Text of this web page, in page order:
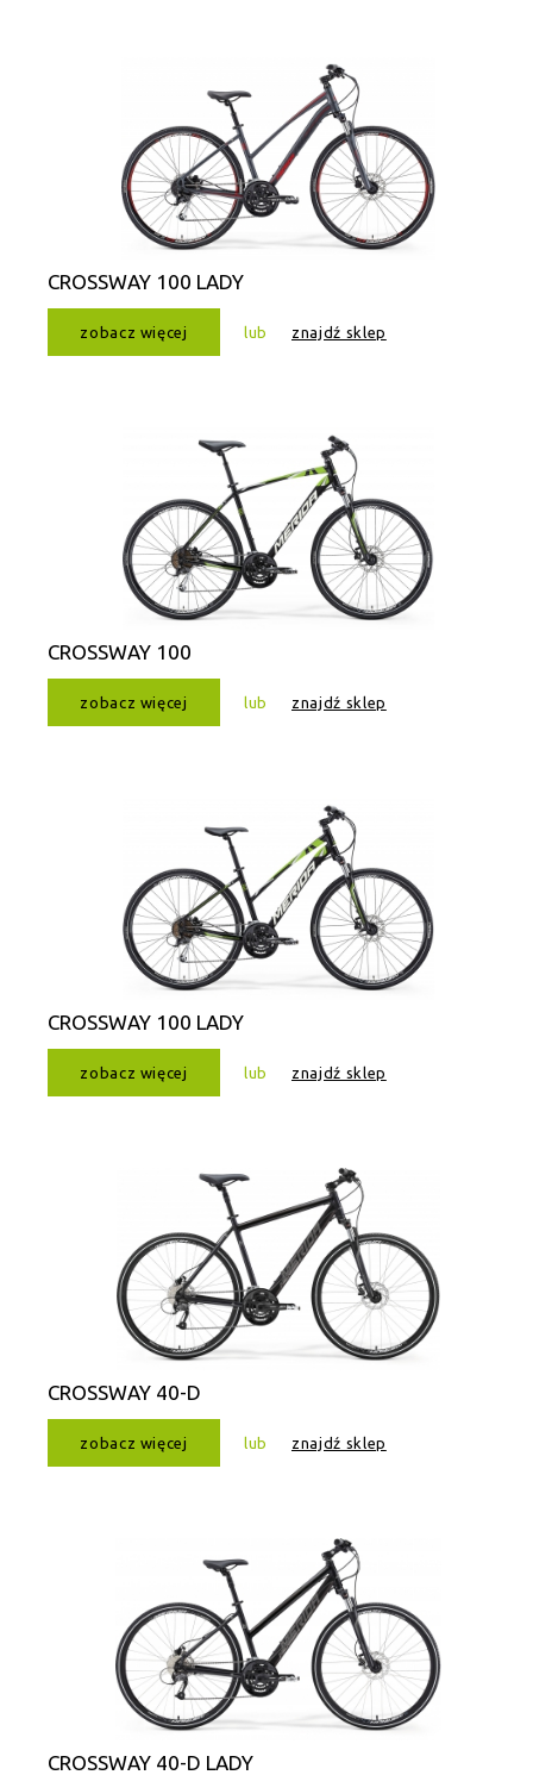
CROSSWAY 100 LADY
zobacz więcej lub znajdź sklep
CROSSWAY 100
zobacz więcej lub znajdź sklep
CROSSWAY 100 LADY
zobacz więcej lub znajdź sklep
CROSSWAY 40-D
zobacz więcej lub znajdź sklep
CROSSWAY 40-D LADY